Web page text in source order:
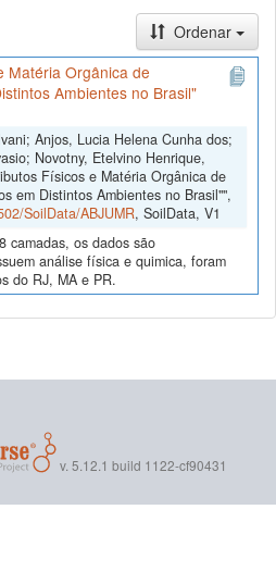
Ordenar
Matéria Orgânica de
Ambientes no Brasil"
Anjos, Lucia Helena Cunha dos;
Novotny, Etelvino Henrique,
Físicos e Matéria Orgânica de
em Distintos Ambientes no Brasil"",
SoilData/ABJUMR, SoilData, V1
camadas, os dados são
análise física e quimica, foram
do RJ, MA e PR.
v. 5.12.1 build 1122-cf90431